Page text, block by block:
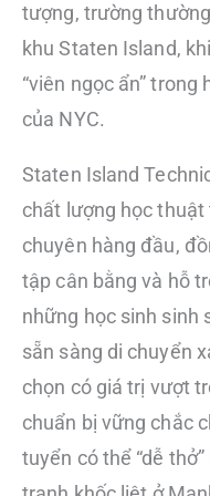
tượng, trường
khu Staten Island,
“viên ngọc ẩn”
của NYC.
Staten Island
chất lượng học
chuyên hàng đầu,
tập cân bằng và hỗ
những học sinh sinh
sẵn sàng di chuyển
chọn có giá trị vượt
chuẩn bị vững chắc
tuyển có thể “dễ